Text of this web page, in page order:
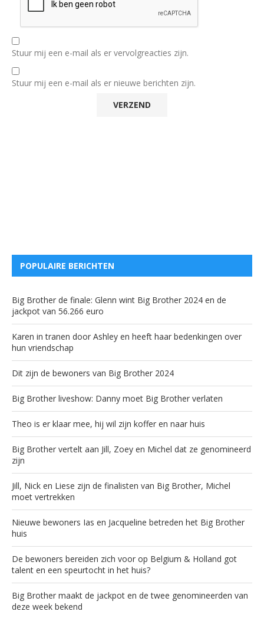
Stuur mij een e-mail als er vervolgreacties zijn.
Stuur mij een e-mail als er nieuwe berichten zijn.
POPULAIRE BERICHTEN
Big Brother de finale: Glenn wint Big Brother 2024 en de
jackpot van 56.266 euro
Karen in tranen door Ashley en heeft haar bedenkingen over
hun vriendschap
Dit zijn de bewoners van Big Brother 2024
Big Brother liveshow: Danny moet Big Brother verlaten
Theo is er klaar mee, hij wil zijn koffer en naar huis
Big Brother vertelt aan Jill, Zoey en Michel dat ze genomineerd
zijn
Jill, Nick en Liese zijn de finalisten van Big Brother, Michel
moet vertrekken
Nieuwe bewoners Ias en Jacqueline betreden het Big Brother
huis
De bewoners bereiden zich voor op Belgium & Holland got
talent en een speurtocht in het huis?
Big Brother maakt de jackpot en de twee genomineerden van
deze week bekend